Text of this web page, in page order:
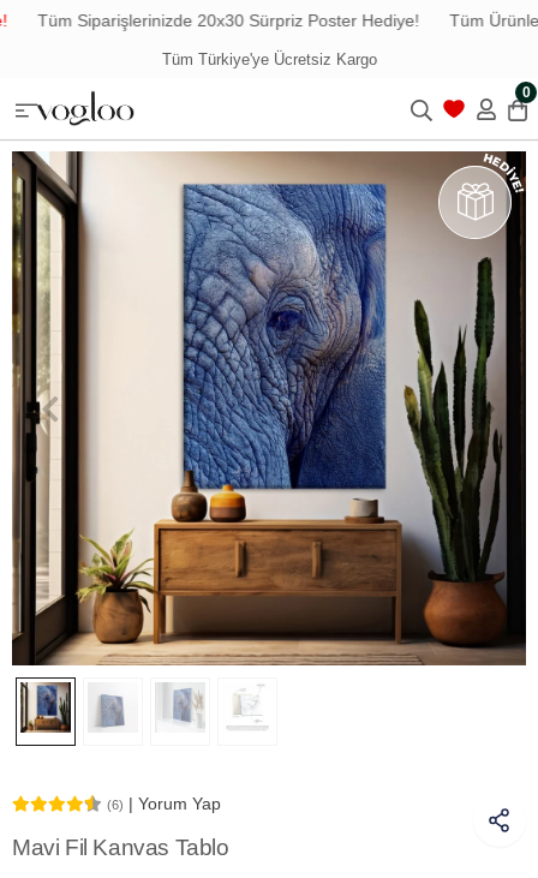
Tüm Siparişlerinizde 20x30 Sürpriz Poster Hediye! Tüm
Tüm Türkiye'ye Ücretsiz Kargo
0
(6) | Yorum Yap
Mavi Fil Kanvas Tablo